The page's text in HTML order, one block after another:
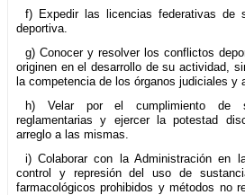
f) Expedir las licencias federativas de
deportiva.
g) Conocer y resolver los conflictos
originen en el desarrollo de su actividad,
la competencia de los órganos judiciales y
h) Velar por el cumplimiento de
reglamentarias y ejercer la potestad
arreglo a las mismas.
i) Colaborar con la Administración en
control y represión del uso de
farmacológicos prohibidos y métodos no